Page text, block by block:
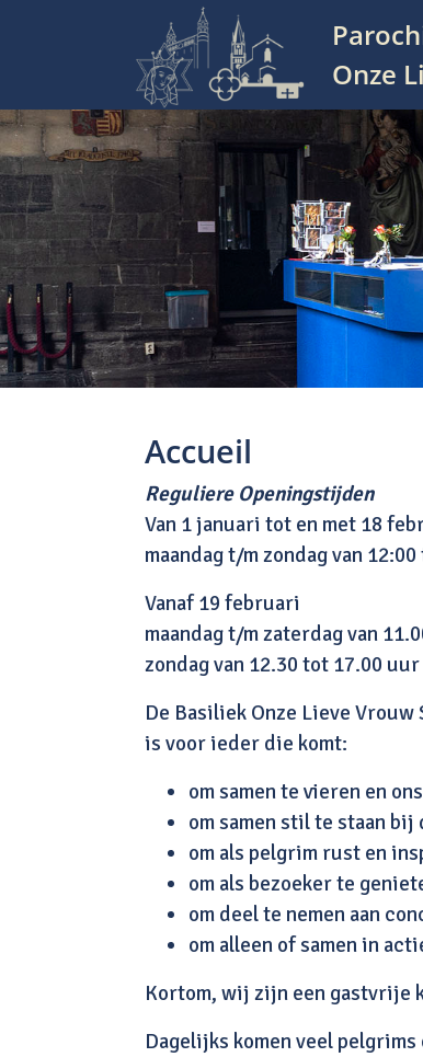
Hoofdnavigatie
Onze
Accueil
Reguliere Openingstijden
Van 1 januari tot en met 18
maandag t/m zondag van
Vanaf 19 februari
maandag t/m zaterdag van
zondag van 12.30 tot 17.00 uur
De Basiliek Onze Lieve
is voor ieder die komt:
om samen te vieren en
om samen stil te staan
om als pelgrim rust en
om als bezoeker te
om deel te nemen aan
om alleen of samen in
Kortom, wij zijn een gastvrije
Dagelijks komen veel